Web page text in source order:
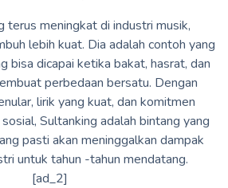
terus meningkat di industri musik,
lebih kuat. Dia adalah contoh yang
bisa dicapai ketika bakat, hasrat, dan
perbedaan bersatu. Dengan
lirik yang kuat, dan komitmen
Sultanking adalah bintang yang
pasti akan meninggalkan dampak
untuk tahun -tahun mendatang.
[ad_2]